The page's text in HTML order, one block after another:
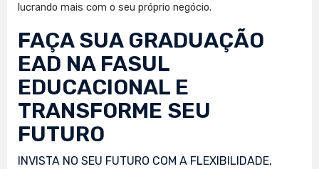
lucrando mais com o seu próprio negócio.
FAÇA SUA GRADUAÇÃO
EAD NA FASUL
EDUCACIONAL E
TRANSFORME SEU
FUTURO
INVISTA NO SEU FUTURO COM A FLEXIBILIDADE,